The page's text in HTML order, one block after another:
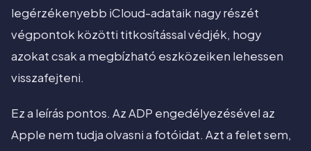
legérzékenyebb iCloud-adataik nagy részét
végpontok közötti titkosítással védjék, hogy
azokat csak a megbízható eszközeiken lehessen
visszafejteni.
Ez a leírás pontos. Az ADP engedélyezésével az
Apple nem tudja olvasni a fotóidat. Azt a felet sem,